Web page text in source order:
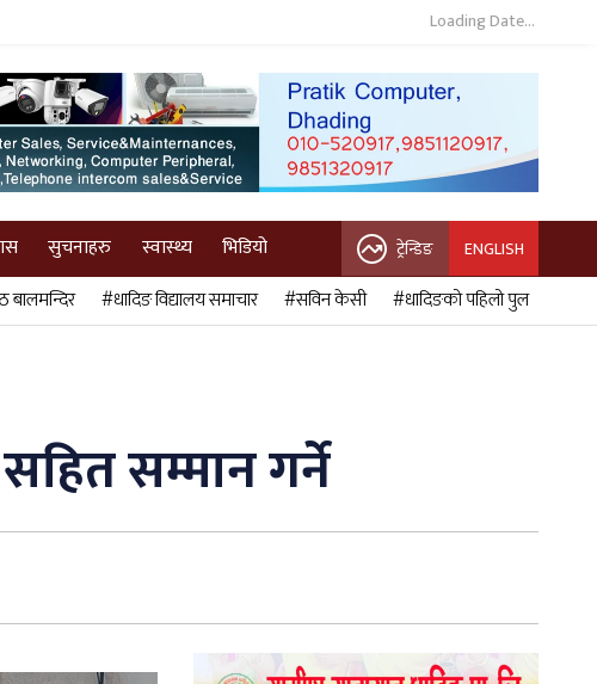
Loading Date...
सुचनाहरु स्वास्थ्य भिडियो ट्रेन्डिङ ENGLISH
#धादिङ विद्यालय समाचार #सविन केसी #धादिङको पहिलो पुल
सम्मान गर्ने